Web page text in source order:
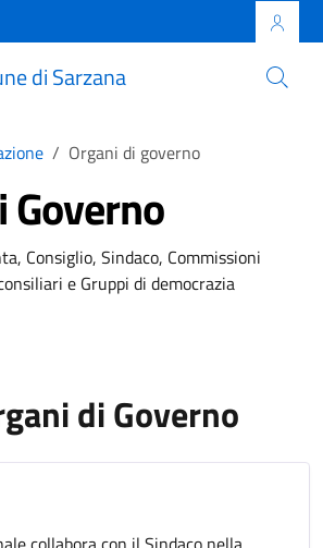
di Sarzana
Organi di governo
Governo
Consiglio, Sindaco, Commissioni
e Gruppi di democrazia
di Governo